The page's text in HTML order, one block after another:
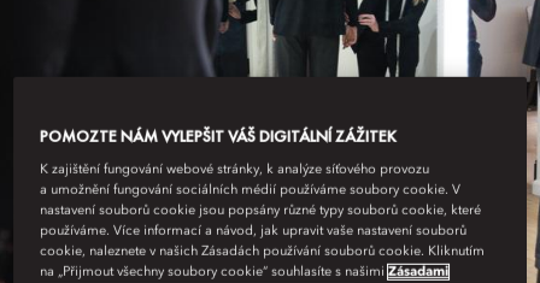
POMOZTE NÁM VYLEPŠIT VÁŠ DIGITÁLNÍ ZÁŽITEK
K zajištění fungování webové stránky, k analýze síťového provozu
a umožnění fungování sociálních médií používáme soubory cookie. V
nastavení souborů cookie jsou popsány různé typy souborů cookie, které
používáme. Více informací a návod, jak upravit vaše nastavení souborů
cookie, naleznete v našich Zásadách používání souborů cookie. Kliknutím
na „Přijmout všechny soubory cookie“ souhlasíte s našimiZásadami